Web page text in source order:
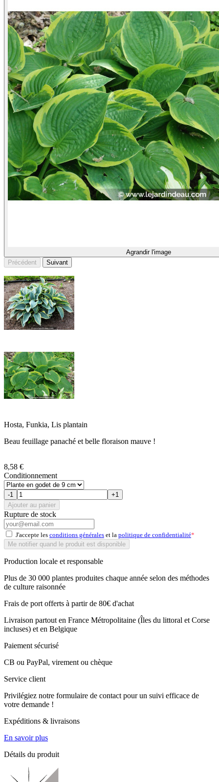
Agrandir l'image
Précédent
Suivant
Hosta, Funkia, Lis plantain
Beau feuillage panaché et belle floraison mauve !
8,58 €
Conditionnement
-1
+1
Ajouter au panier
Rupture de stock
J'accepte les conditions générales et la politique de confidentialité*
Me notifier quand le produit est disponible
Production locale et responsable
Plus de 30 000 plantes produites chaque année selon des méthodes
de culture raisonnée
Frais de port offerts à partir de 80€ d'achat
Livraison partout en France Métropolitaine (Îles du littoral et Corse
incluses) et en Belgique
Paiement sécurisé
CB ou PayPal, virement ou chèque
Service client
Privilégiez notre formulaire de contact pour un suivi efficace de
votre demande !
Expéditions & livraisons
En savoir plus
Détails du produit